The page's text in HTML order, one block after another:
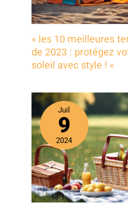
« les 10 meilleures
de 2023 : protégez
soleil avec style ! «
Juil
9
2024